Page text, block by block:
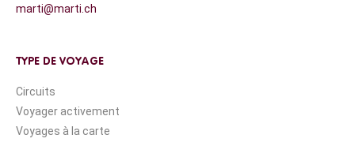
marti@marti.ch
TYPE DE VOYAGE
Circuits
Voyager activement
Voyages à la carte